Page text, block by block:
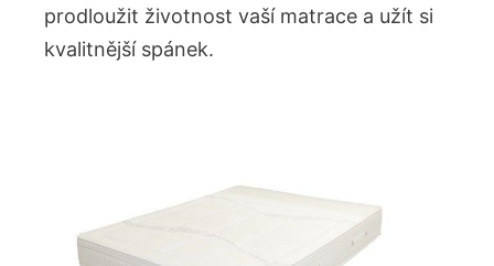
prodloužit životnost⁣ vaší matrace a užít si
kvalitnější spánek.